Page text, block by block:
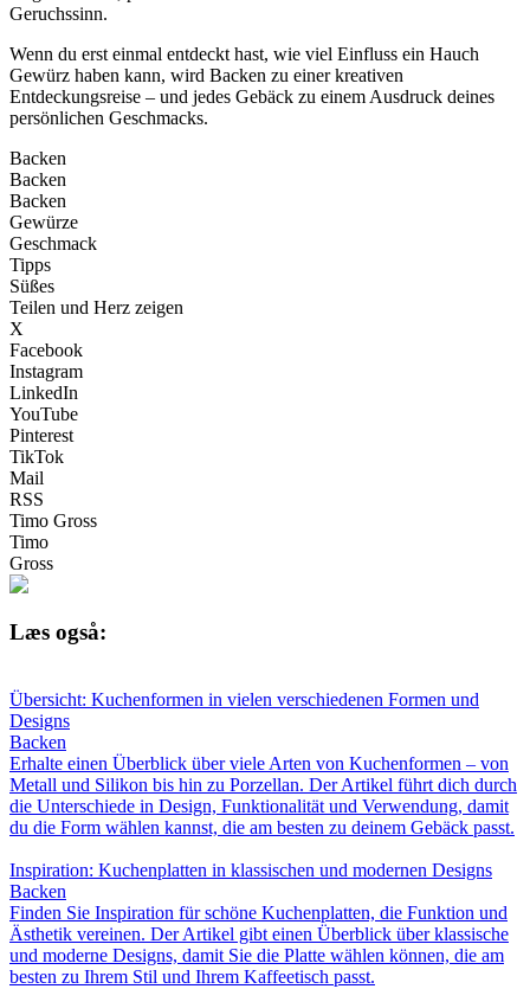
Geruchssinn.
Wenn du erst einmal entdeckt hast, wie viel Einfluss ein Hauch
Gewürz haben kann, wird Backen zu einer kreativen
Entdeckungsreise – und jedes Gebäck zu einem Ausdruck deines
persönlichen Geschmacks.
Backen
Backen
Backen
Gewürze
Geschmack
Tipps
Süßes
Teilen und Herz zeigen
X
Facebook
Instagram
LinkedIn
YouTube
Pinterest
TikTok
Mail
RSS
Timo Gross
Timo
Gross
Læs også:
Übersicht: Kuchenformen in vielen verschiedenen Formen und
Designs
Backen
Erhalte einen Überblick über viele Arten von Kuchenformen – von
Metall und Silikon bis hin zu Porzellan. Der Artikel führt dich durch
die Unterschiede in Design, Funktionalität und Verwendung, damit
du die Form wählen kannst, die am besten zu deinem Gebäck passt.
Inspiration: Kuchenplatten in klassischen und modernen Designs
Backen
Finden Sie Inspiration für schöne Kuchenplatten, die Funktion und
Ästhetik vereinen. Der Artikel gibt einen Überblick über klassische
und moderne Designs, damit Sie die Platte wählen können, die am
besten zu Ihrem Stil und Ihrem Kaffeetisch passt.